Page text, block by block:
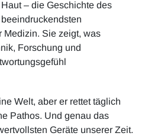
– die Geschichte des
Medizin. Sie zeigt, was
Forschung und
Welt, aber er rettet täglich
Pathos. Und genau das
Geräte unserer Zeit.